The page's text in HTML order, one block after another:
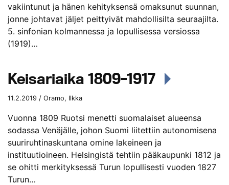
vakiintunut ja hänen kehityksensä omaksunut suunnan,
jonne johtavat jäljet peittyivät mahdollisilta seuraajilta.
5. sinfonian kolmannessa ja lopullisessa versiossa
(1919)…
Keisariaika 1809–1917
11.2.2019 / Oramo, Ilkka
Vuonna 1809 Ruotsi menetti suomalaiset alueensa
sodassa Venäjälle, johon Suomi liitettiin autonomisena
suuriruhtinaskuntana omine lakeineen ja
instituutioineen. Helsingistä tehtiin pääkaupunki 1812 ja
se ohitti merkityksessä Turun lopullisesti vuoden 1827
Turun…